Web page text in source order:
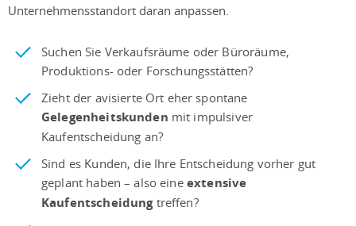
Unternehmensstandort daran anpassen.
Suchen Sie Verkaufsräume oder Büroräume,
Produktions- oder Forschungsstätten?
Zieht der avisierte Ort eher spontane
Gelegenheitskunden mit impulsiver
Kaufentscheidung an?
Sind es Kunden, die Ihre Entscheidung vorher gut
geplant haben – also eine extensive
Kaufentscheidungtreffen?